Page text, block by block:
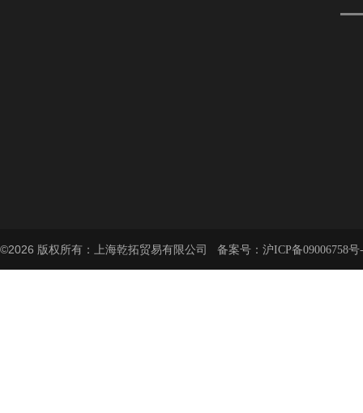
©2026 版权所有：上海乾拓贸易有限公司 备案号： 沪ICP备09006758号